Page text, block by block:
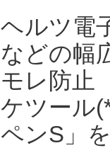
ヘルツ電
などの幅
モレ防止
ケツール
ペンS」